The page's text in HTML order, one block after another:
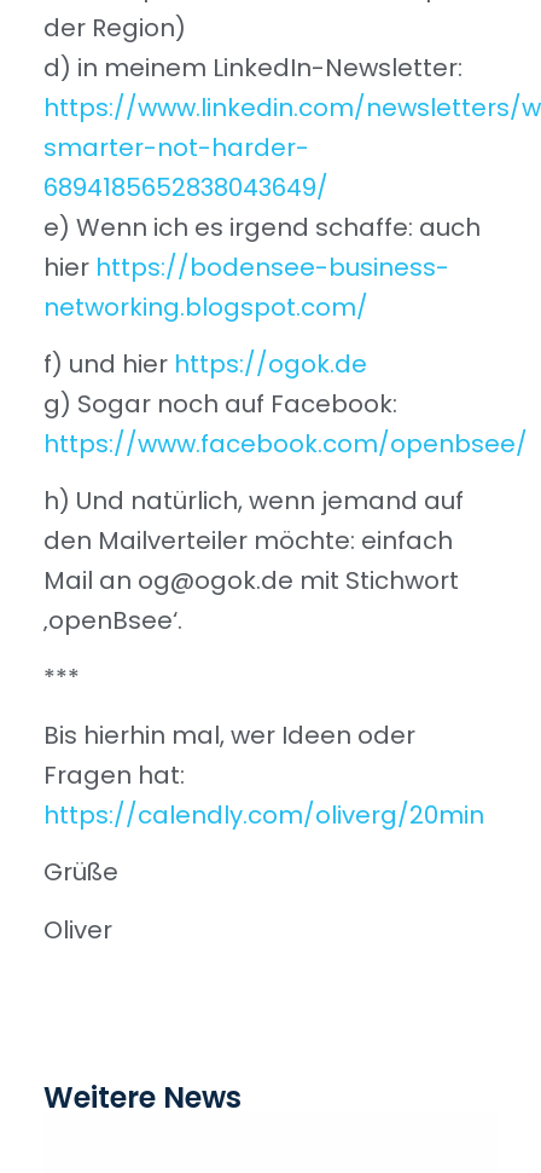
der Region)
d) in meinem LinkedIn-Newsletter:
https://www.linkedin.com/newsletters/
smarter-not-harder-
6894185652838043649/
e) Wenn ich es irgend schaffe: auch
hier https://bodensee-business-
networking.blogspot.com/
f) und hier https://ogok.de
g) Sogar noch auf Facebook:
https://www.facebook.com/openbsee/
h) Und natürlich, wenn jemand auf
den Mailverteiler möchte: einfach
Mail an
ed.kogo
@go
mit Stichwort
‚openBsee‘.
***
Bis hierhin mal, wer Ideen oder
Fragen hat:
https://calendly.com/oliverg/20min
Grüße
Oliver
Weitere News